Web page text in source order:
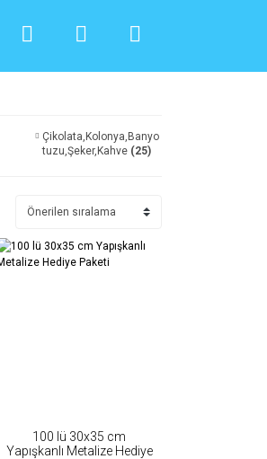
Çikolata,Kolonya,Banyo
tuzu,Şeker,Kahve (25)
100 lü 30x35 cm
Yapışkanlı Metalize Hediye